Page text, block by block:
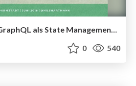
0 540